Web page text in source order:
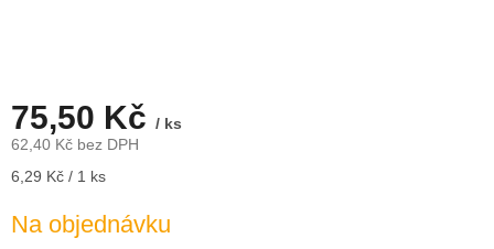
75,50 Kč / ks
62,40 Kč bez DPH
Měrná
6,29 Kč / 1 ks
Na objednávku